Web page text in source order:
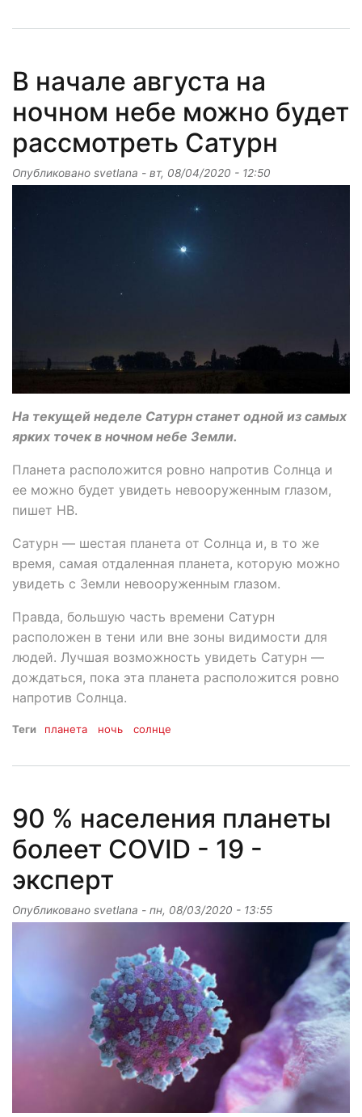
В начале августа на
ночном небе можно будет
рассмотреть Сатурн
Опубликовано svetlana - вт, 08/04/2020 - 12:50
На текущей неделе Сатурн станет одной из самых
ярких точек в ночном небе Земли.
Планета расположится ровно напротив Солнца и
ее можно будет увидеть невооруженным глазом,
пишет НВ.
Сатурн — шестая планета от Солнца и, в то же
время, самая отдаленная планета, которую можно
увидеть с Земли невооруженным глазом.
Правда, большую часть времени Сатурн
расположен в тени или вне зоны видимости для
людей. Лучшая возможность увидеть Сатурн —
дождаться, пока эта планета расположится ровно
напротив Солнца.
Теги планета ночь солнце
90 % населения планеты
болеет COVID - 19 -
эксперт
Опубликовано svetlana - пн, 08/03/2020 - 13:55